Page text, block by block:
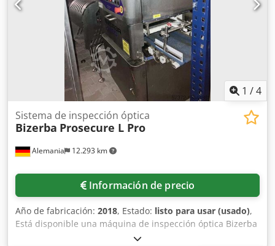
1 /4
Alemania 12.293 km
Sistema de inspección óptica
Bizerba Prosecure L Pro
Información de precio
Año de fabricación: 2018, Estado: listo para usar (usado),
Está disponible una máquina de inspección óptica Bizerba
para el control de etiquetas y sellos en líneas de envasado.